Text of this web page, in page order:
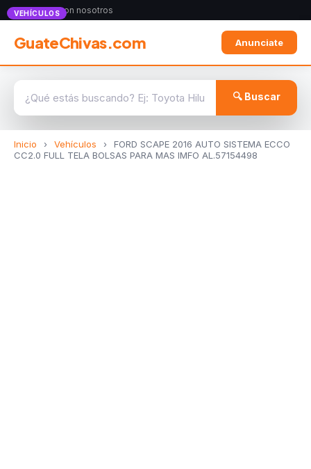
Anunciate con nosotros
GuateChivas.com Anunciate
🔍 Buscar
Inicio › Vehículos ›
FORD SCAPE 2016 AUTO SISTEMA ECCO
CC2.0 FULL TELA BOLSAS PARA MAS IMFO AL.57154498
VEHÍCULOS